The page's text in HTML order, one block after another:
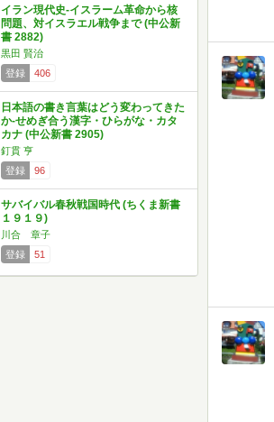
イラン現代史-イスラーム革命から核
問題、対イスラエル戦争まで (中公新
書 2882)
黒田 賢治
登録
406
日本語の書き言葉はどう変わってきた
か-せめぎ合う漢字・ひらがな・カタ
カナ (中公新書 2905)
釘貫 亨
登録
96
サバイバル春秋戦国時代 (ちくま新書
１９１９)
川合 章子
登録
51